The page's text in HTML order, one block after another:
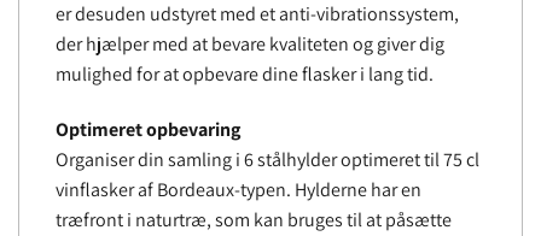
er desuden udstyret med et anti-vibrationssystem,
der hjælper med at bevare kvaliteten og giver dig
mulighed for at opbevare dine flasker i lang tid.
Optimeret opbevaring
Organiser din samling i 6 stålhylder optimeret til 75 cl
vinflasker af Bordeaux-typen. Hylderne har en
træfront i naturtræ, som kan bruges til at påsætte